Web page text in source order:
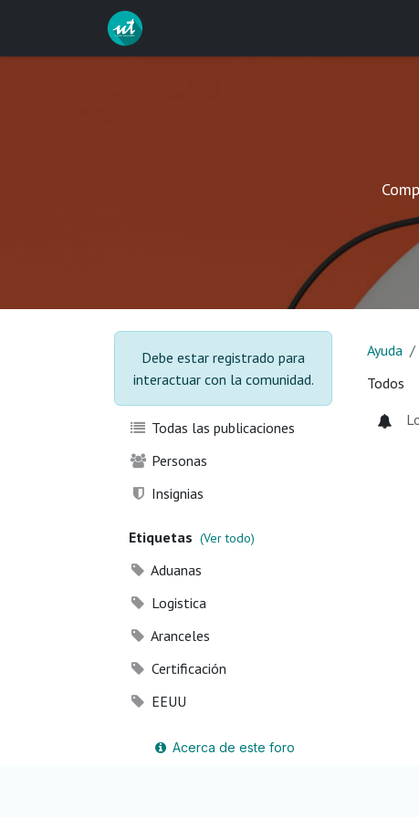
Debe estar registrado para
interactuar con la comunidad.
Todas las publicaciones
Personas
Insignias
Etiquetas (Ver todo)
Aduanas
Logistica
Aranceles
Certificación
EEUU
Acerca de este foro
Ayuda
Todos